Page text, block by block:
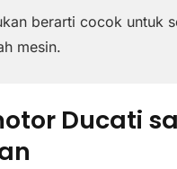
berarti cocok untuk
mesin.
Ducati